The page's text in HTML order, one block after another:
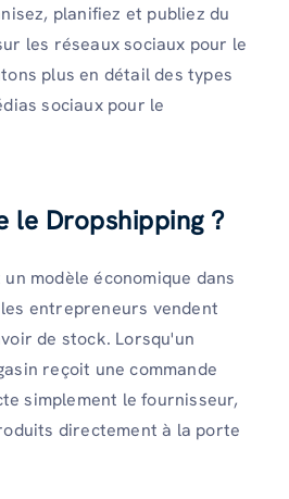
planifiez et publiez du
les réseaux sociaux pour le
plus en détail des types
sociaux pour le
le Dropshipping ?
modèle économique dans
les entrepreneurs vendent
de stock. Lorsqu'un
reçoit une commande
simplement le fournisseur,
directement à la porte